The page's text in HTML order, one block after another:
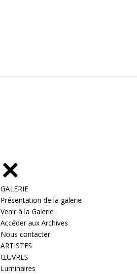
GALERIE
Présentation de la galerie
Venir à la Galerie
Accéder aux Archives
Nous contacter
ARTISTES
ŒUVRES
Luminaires